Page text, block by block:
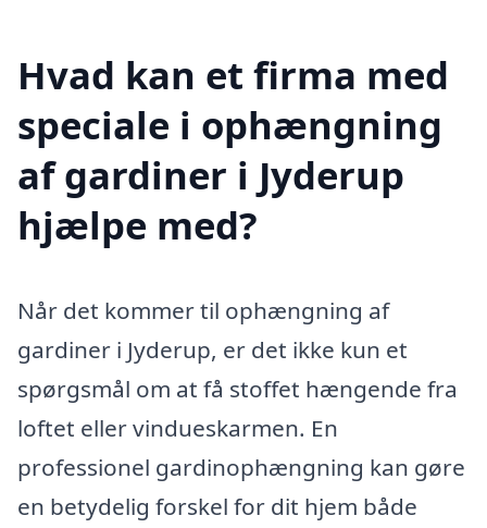
Hvad kan et firma med
speciale i ophængning
af gardiner i Jyderup
hjælpe med?
Når det kommer til ophængning af
gardiner i Jyderup, er det ikke kun et
spørgsmål om at få stoffet hængende fra
loftet eller vindueskarmen. En
professionel gardinophængning kan gøre
en betydelig forskel for dit hjem både